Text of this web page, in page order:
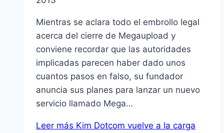
Mientras se aclara todo el embrollo legal
acerca del cierre de Megaupload y
conviene recordar que las autoridades
implicadas parecen haber dado unos
cuantos pasos en falso, su fundador
anuncia sus planes para lanzar un nuevo
servicio llamado Mega…
Leer más Kim Dotcom vuelve a la carga